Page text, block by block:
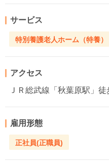
サービス
特別養護老人ホーム（特養）
アクセス
ＪＲ総武線「秋葉原駅」徒
雇用形態
正社員(正職員)